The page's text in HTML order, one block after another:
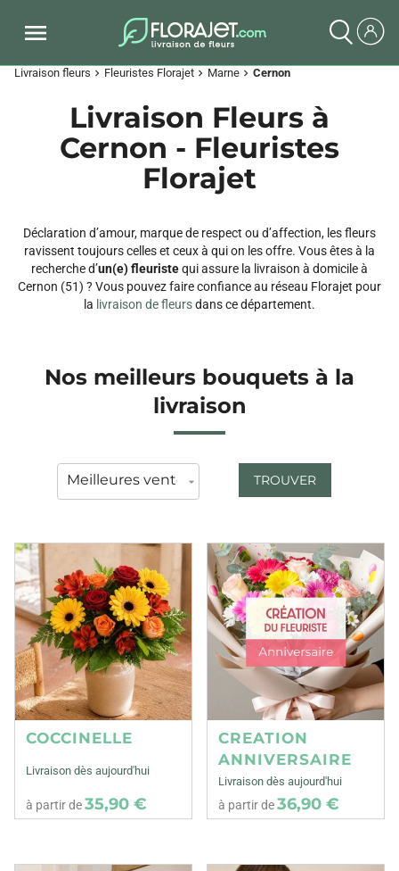
Livraison fleurs chevron_right Fleuristes Florajet chevron_right Marne chevron_right Cernon
Livraison Fleurs à
Cernon - Fleuristes
Florajet
Déclaration d’amour, marque de respect ou d’affection, les fleurs
ravissent toujours celles et ceux à qui on les offre. Vous êtes à la
recherche d’un(e) fleuristequi assure la livraison à domicile à
Cernon (51) ? Vous pouvez faire confiance au réseau Florajet pour
la livraison de fleursdans ce département.
Nos meilleurs bouquets à la
livraison
TROUVER
COCCINELLE
Livraison dès aujourd'hui
à partir de35,90 €
CREATION
ANNIVERSAIRE
Livraison dès aujourd'hui
à partir de36,90 €